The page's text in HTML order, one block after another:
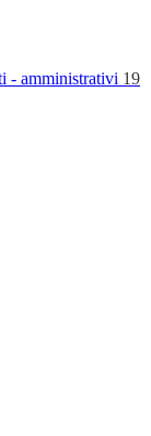
- amministrativi 19